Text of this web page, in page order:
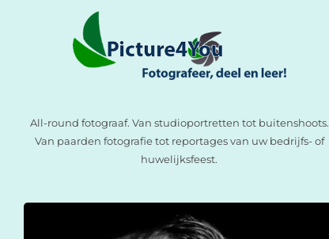
All-round fotograaf. Van studioportretten tot buitenshoots.
Van paarden fotografie tot reportages van uw bedrijfs- of
huwelijksfeest.